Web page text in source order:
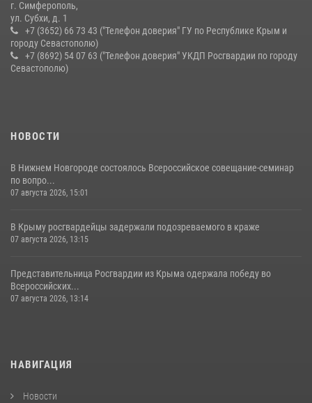
г. Симферополь,
ул. Субхи, д. 1
+7 (3652) 66 73 43 ("Телефон доверия" ГУ по Республике Крым и
городу Севастополю)
+7 (8692) 54 07 63 ("Телефон доверия" УКДП Росгвардии по городу
Севастополю)
НОВОСТИ
В Нижнем Новгороде состоялось Всероссийское совещание-семинар
по вопро...
07 августа 2026, 15:01
В Крыму росгвардейцы задержали подозреваемого в краже
07 августа 2026, 13:15
Представительница Росгвардии из Крыма одержала победу во
Всероссийских...
07 августа 2026, 13:14
НАВИГАЦИЯ
Новости